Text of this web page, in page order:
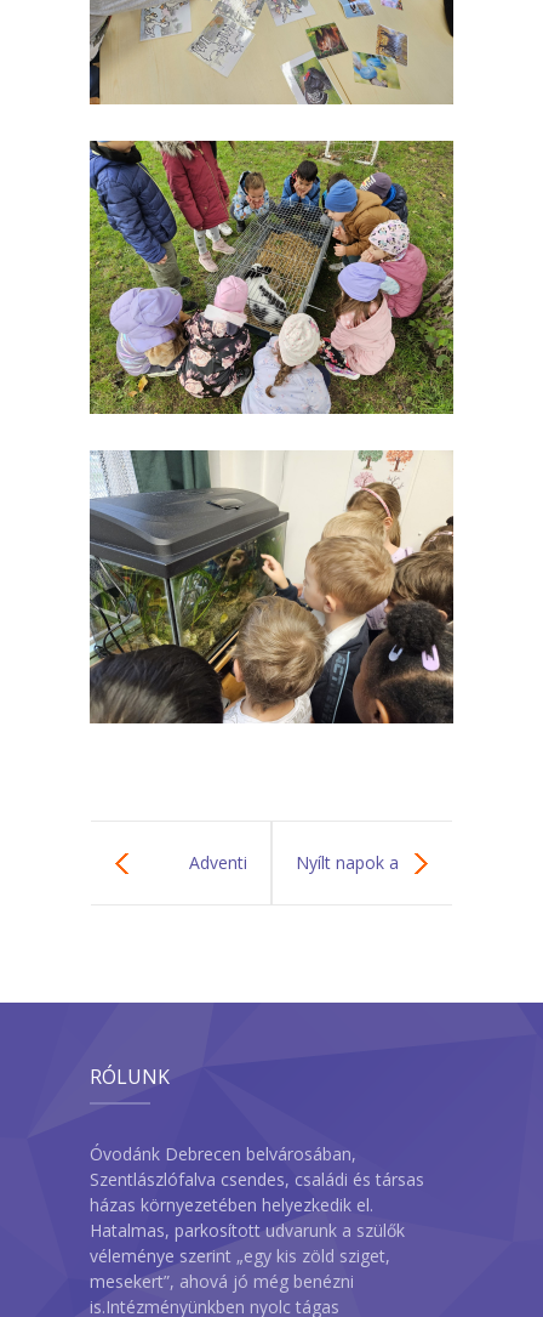
Adventi Nyílt napok a
RÓLUNK
Óvodánk Debrecen belvárosában,
Szentlászlófalva csendes, családi és társas
házas környezetében helyezkedik el.
Hatalmas, parkosított udvarunk a szülők
véleménye szerint „egy kis zöld sziget,
mesekert”, ahová jó még benézni
is.Intézményünkben nyolc tágas